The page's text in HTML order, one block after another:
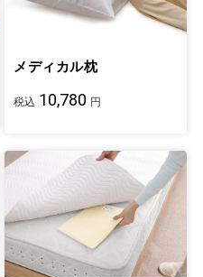
メディカル枕
税込 10,780 円